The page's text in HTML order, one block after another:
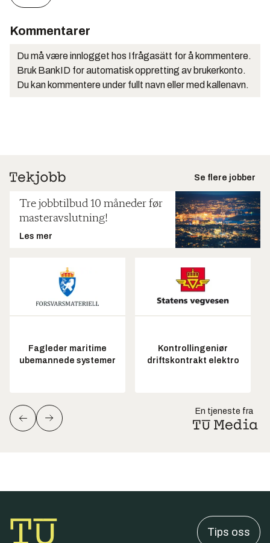
Kommentarer
Du må være innlogget hos Ifrågasätt for å kommentere.
Bruk BankID for automatisk oppretting av brukerkonto.
Du kan kommentere under fullt navn eller med kallenavn.
Se flere jobber
Tre jobbtilbud 10 måneder før
masteravslutning!
Les mer
Fagleder maritime
ubemannede systemer
Kontrollingeniør
driftskontrakt elektro
En tjeneste fra
Tips oss